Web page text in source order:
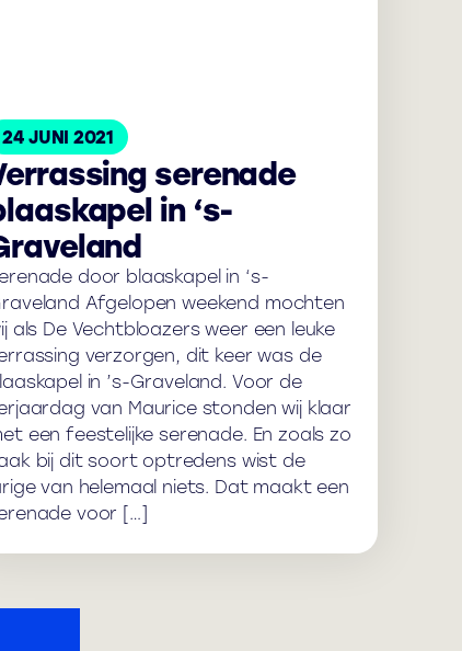
24 JUNI 2021
serenade
in ‘s-
door blaaskapel in ‘s-
Afgelopen weekend mochten
als De Vechtbloazers weer een leuke
verzorgen, dit keer was de
in ’s-Graveland. Voor de
van Maurice stonden wij klaar
een feestelijke serenade. En zoals zo
bij dit soort optredens wist de
van helemaal niets. Dat maakt een
voor […]